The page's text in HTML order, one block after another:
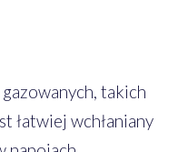
takich
łatwiej wchłaniany